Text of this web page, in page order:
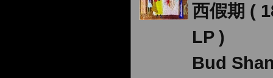
西假期 (
LP )
Bud